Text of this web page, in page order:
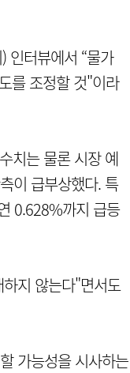
인터뷰에서 “물가
를 조정할 것"이라
치는 물론 시장 예
이 급부상했다. 특
0.628%까지 급등
지 않는다"면서도
가능성을 시사하는